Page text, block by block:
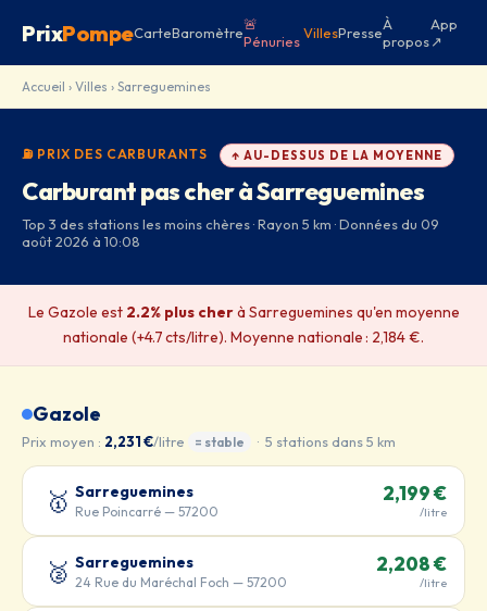
PrixPompeCarteBaromètre🚨
Pénuries VillesPresseÀ
propos
App
↗
Accueil › Villes › Sarreguemines
⛽ PRIX DES CARBURANTS ↑ AU-DESSUS DE LA MOYENNE
Carburant pas cher à Sarreguemines
Top 3 des stations les moins chères · Rayon 5 km · Données du 09
août 2026 à 10:08
Le Gazole est 2.2% plus cherà Sarreguemines qu'en moyenne
nationale (+4.7 cts/litre). Moyenne nationale : 2,184 €.
Gazole
Prix moyen : 2,231 €/litre = stable · 5 stations dans 5 km
🥇 Sarreguemines
Rue Poincarré — 57200
2,199 €
/litre
🥈 Sarreguemines
24 Rue du Maréchal Foch — 57200
2,208 €
/litre